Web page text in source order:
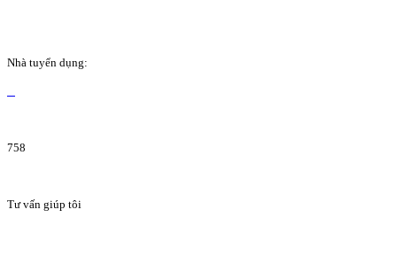
Nhà tuyển dụng:
758
Tư vấn giúp tôi